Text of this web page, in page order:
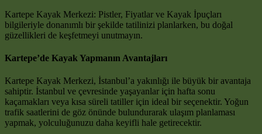
Kartepe Kayak Merkezi: Pistler, Fiyatlar ve Kayak İpuçları
bilgileriyle donanımlı bir şekilde tatilinizi planlarken, bu doğal
güzellikleri de keşfetmeyi unutmayın.
Kartepe’de Kayak Yapmanın Avantajları
Kartepe Kayak Merkezi, İstanbul’a yakınlığı ile büyük bir avantaja
sahiptir. İstanbul ve çevresinde yaşayanlar için hafta sonu
kaçamakları veya kısa süreli tatiller için ideal bir seçenektir. Yoğun
trafik saatlerini de göz önünde bulundurarak ulaşım planlaması
yapmak, yolculuğunuzu daha keyifli hale getirecektir.